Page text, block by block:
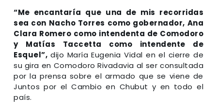
“Me encantaría que una de mis recorridas
sea con Nacho Torres como gobernador, Ana
Clara Romero como intendenta de Comodoro
y Matías Taccetta como intendente de
Esquel”, dijo María Eugenia Vidal en el cierre de
su gira en Comodoro Rivadavia al ser consultada
por la prensa sobre el armado que se viene de
Juntos por el Cambio en Chubut y en todo el
país.